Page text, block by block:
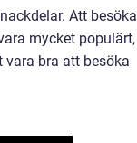
Att besöka
mycket populärt,
bra att besöka